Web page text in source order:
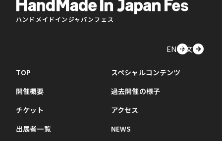
ハンドメイドインジャパンフェス
EN中文
TOP
開催概要
チケット
出展者一覧
スペシャルコンテンツ
過去開催の様子
アクセス
NEWS